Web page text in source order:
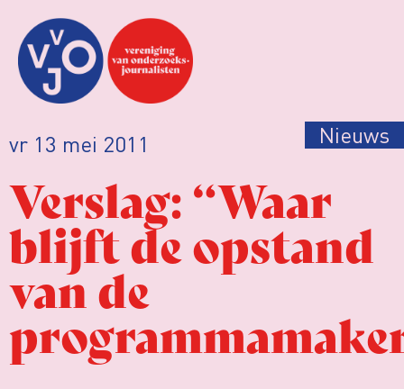
vr 13 mei 2011 Nieuws
Verslag: “Waar
blijft de opstand
van de